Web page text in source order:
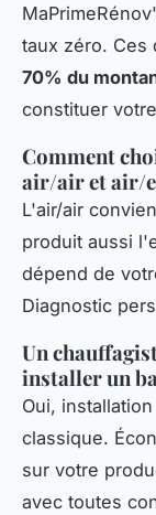
taux zéro. Ces
70% du
constituer
Comment
air/air et air/
L'air/air
produit aussi
dépend de
Diagnostic
Un
installer un
Oui,
classique.
sur votre
avec toutes